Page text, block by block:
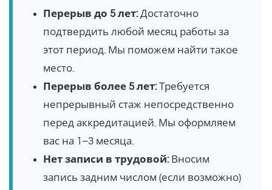
Перерыв до 5 лет:Достаточно
подтвердить любой месяц работы за
этот период. Мы поможем найти такое
место.
Перерыв более 5 лет:Требуется
непрерывный стаж непосредственно
перед аккредитацией. Мы оформляем
вас на 1–3 месяца.
Нет записи в трудовой:Вносим
запись задним числом (если возможно)